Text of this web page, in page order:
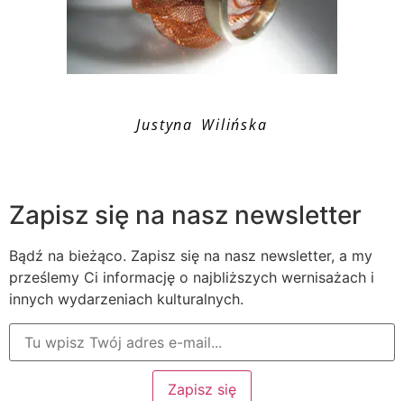
Justyna Wilińska
Zapisz się na nasz newsletter
Bądź na bieżąco. Zapisz się na nasz newsletter, a my
prześlemy Ci informację o najbliższych wernisażach i
innych wydarzeniach kulturalnych.
Zapisz się